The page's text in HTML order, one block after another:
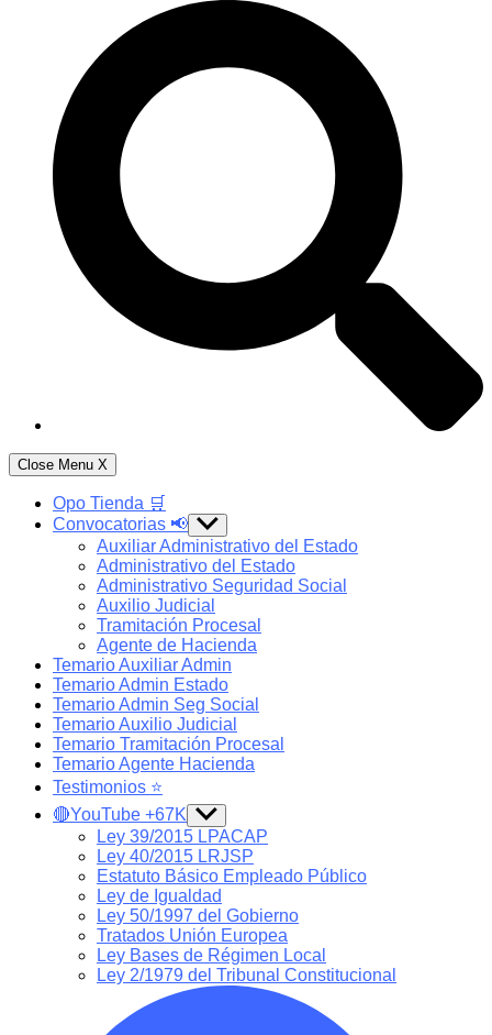
Close Menu X
Opo Tienda 🛒
Convocatorias 📢 Show
sub
menu
Auxiliar Administrativo del Estado
Administrativo del Estado
Administrativo Seguridad Social
Auxilio Judicial
Tramitación Procesal
Agente de Hacienda
Temario Auxiliar Admin
Temario Admin Estado
Temario Admin Seg Social
Temario Auxilio Judicial
Temario Tramitación Procesal
Temario Agente Hacienda
Testimonios ⭐️
🔴YouTube +67K Show
sub
menu
Ley 39/2015 LPACAP
Ley 40/2015 LRJSP
Estatuto Básico Empleado Público
Ley de Igualdad
Ley 50/1997 del Gobierno
Tratados Unión Europea
Ley Bases de Régimen Local
Ley 2/1979 del Tribunal Constitucional